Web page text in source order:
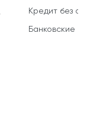
Кредит без
Банковские